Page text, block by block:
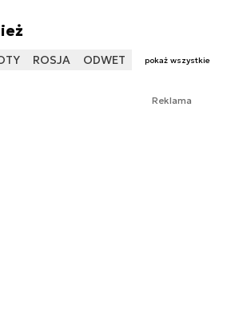
ROSJA ODWET pokaż wszystkie
Reklama